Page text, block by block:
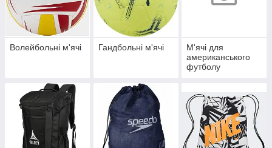
Волейбольні м'ячі Гандбольні м'ячі
М'ячі для
американського
футболу